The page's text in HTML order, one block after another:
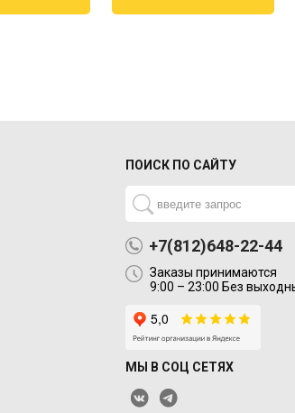
ПОИСК ПО САЙТУ
+7(812)648-22-44
Заказы принимаются
9:00 – 23:00 Без
МЫ В СОЦ СЕТЯХ